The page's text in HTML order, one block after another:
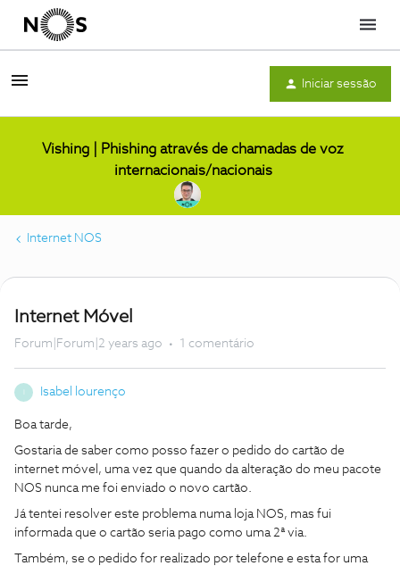
Menu
Iniciar sessão
Vishing | Phishing através de chamadas de voz
internacionais/nacionais
Internet NOS
Internet Móvel
Forum|Forum|2 years ago 1 comentário
Isabel lourenço
Boa tarde,
Gostaria de saber como posso fazer o pedido do cartão de
internet móvel, uma vez que quando da alteração do meu pacote
NOS nunca me foi enviado o novo cartão.
Já tentei resolver este problema numa loja NOS, mas fui
informada que o cartão seria pago como uma 2ª via.
Também, se o pedido for realizado por telefone e esta for uma